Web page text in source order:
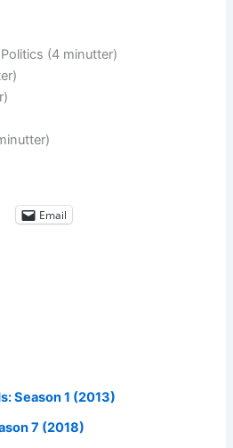
(4 minutter)
Email
Season 1 (2013)
7 (2018)